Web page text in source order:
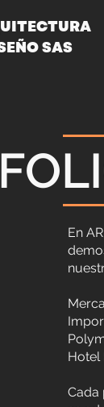
SAS
En
Hotel
Cada